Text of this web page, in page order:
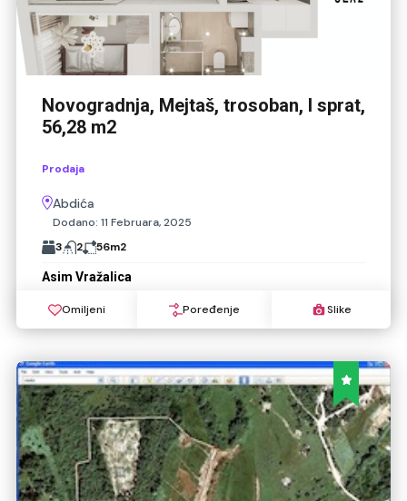
Novogradnja, Mejtaš, trosoban, I sprat,
56,28 m2
Prodaja
Abdića
Dodano: 11 Februara, 2025
3
2 56m2
Asim Vražalica
Omiljeni Poređenje Slike